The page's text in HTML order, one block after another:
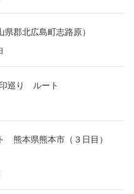
郡北広島町志路原）
巡り ルート
熊本県熊本市（３日目）